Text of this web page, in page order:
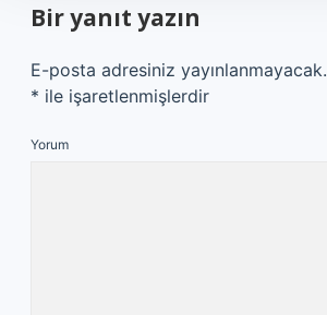
Bir yanıt yazın
E-posta adresiniz yayınlanmayacak.
* ile işaretlenmişlerdir
Yorum